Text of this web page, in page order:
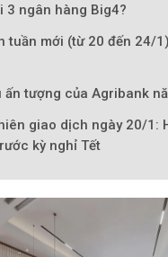
3 ngân hàng Big4?
tuần mới (từ 20 đến 24/
ấn tượng của Agribank
giao dịch ngày 20/1:
kỳ nghỉ Tết